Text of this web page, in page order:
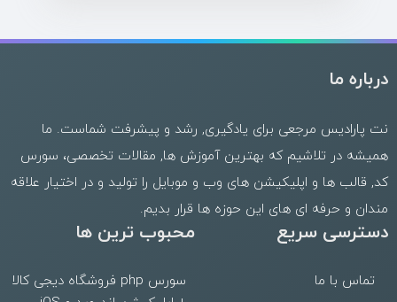
درباره ما
نت پارادیس مرجعی برای یادگیری, رشد و پیشرفت شماست. ما
همیشه در تلاشیم که بهترینآموزش ها, مقالات تخصصی، سورس
کد, قالب ها و اپلیکیشن های وب و موبایل را تولید و در اختیار علاقه
مندان و حرفه ای های این حوزه ها قرار بدیم.
دسترسی سریع
تماس با ما
محبوب ترین ها
سورس php فروشگاه دیجی کالا